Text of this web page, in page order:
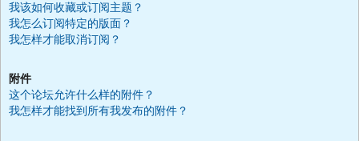
我该如何收藏或订阅主题？
我怎么订阅特定的版面？
我怎样才能取消订阅？
附件
这个论坛允许什么样的附件？
我怎样才能找到所有我发布的附件？